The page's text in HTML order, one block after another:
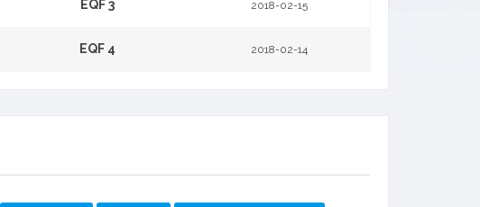
EQF 3 2018-02-15
EQF 4 2018-02-14